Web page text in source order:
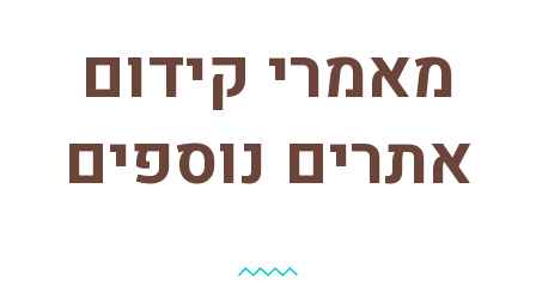
מאמרי קידום
אתרים נוספים